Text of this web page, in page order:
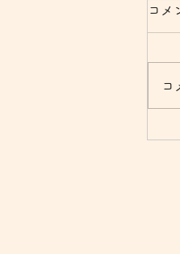
コメ
コ